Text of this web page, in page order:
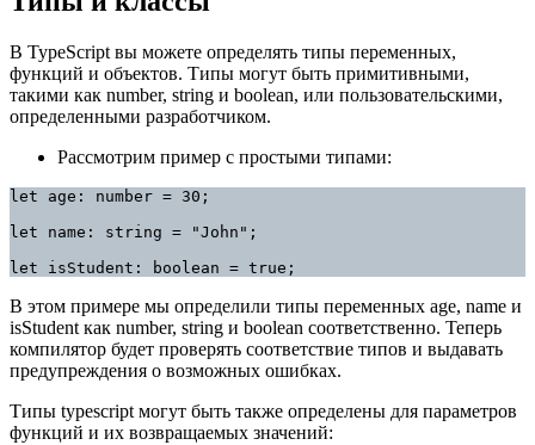
В TypeScript вы можете определять типы переменных,
функций и объектов. Типы могут быть примитивными,
такими как number, string и boolean, или пользовательскими,
определенными разработчиком.
Рассмотрим пример с простыми типами:
let age: number = 30;
let name: string = "John";
let isStudent: boolean = true;
В этом примере мы определили типы переменных age, name и
isStudent как number, string и boolean соответственно. Теперь
компилятор будет проверять соответствие типов и выдавать
предупреждения о возможных ошибках.
Типы typescript могут быть также определены для параметров
функций и их возвращаемых значений: